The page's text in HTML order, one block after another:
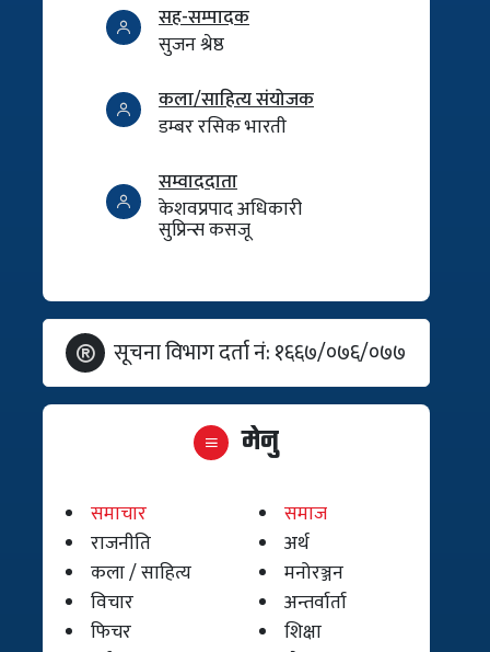
सह-सम्पादक
सुजन श्रेष्ठ
कला/साहित्य संयोजक
डम्बर रसिक भारती
सम्वाददाता
केशवप्रपाद अधिकारी
सुप्रिन्स कसजू
सूचना विभाग दर्ता नं: १६६७/०७६/०७७
मेनु
समाचार
समाज
राजनीति
अर्थ
कला / साहित्य
मनोरञ्जन
विचार
अन्तर्वार्ता
फिचर
शिक्षा